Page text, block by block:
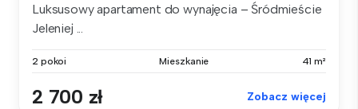
Luksusowy apartament do wynajęcia – Śródmieście
Jeleniej ...
2 pokoi Mieszkanie 41 m²
2 700 zł Zobacz więcej